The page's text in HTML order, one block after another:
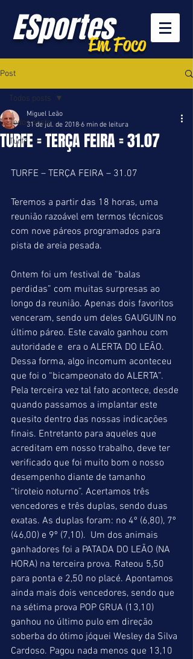
ESportesEm Foco
Post
Todos posts
Turfe
Todos posts
TURFE = TERÇA FEIRA = 31.07
Miguel Leão
31 de jul. de 2018 6 min de leitura
TURFE – TERÇA FEIRA – 31.07
Teremos a partir das 18 horas, uma
reunião razoável em termos técnicos
com nove páreos programados para
pista de areia pesada.
Ontem foi um festival de “balas
perdidas” com muitas surpresas ao
longo da reunião. Apenas dois favoritos
venceram, sendo um deles GAUGUIN no
último páreo. Este cavalo ganhou com
autoridade e  era o ALERTA DO LEÃO.
Dessa forma, algo incomum aconteceu
que foi o “bicampeonato do ALERTA”.
Pela terceira vez tal fato acontece, desde
quando passamos a implantar este
quesito dentro das nossas indicações
finais. Entretanto para aqueles que
acreditam em nosso trabalho, deve ter
verificado que foi muito bom o nosso
desempenho diante de tamanho
“tiroteio noturno”. Acertamos três
vencedores e três duplas, sendo duas
exatas. As duplas foram: no 4º (6,80), 7º
(46,00) e 9º (7,10).  Um dos animais
ganhadores foi a PATADA DO LEÃO (NA
HORA) na terceira prova. Rateou 5,50
para ponta e 2,50 no placé. Apontamos
ainda mais dois vencedores, sendo que
na sétima prova POP GRUA (13,10)
ganhou no último pulo em direção
soberba do ótimo jóquei Wesley da Silva
Cardoso. Pagou nada menos que 13,10